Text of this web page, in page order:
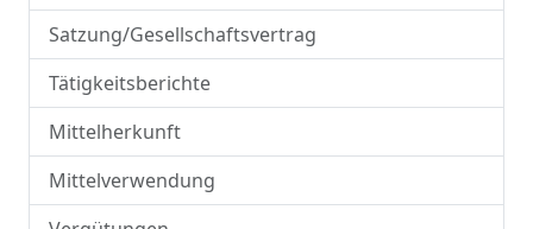
Satzung/Gesellschaftsvertrag
Tätigkeitsberichte
Mittelherkunft
Mittelverwendung